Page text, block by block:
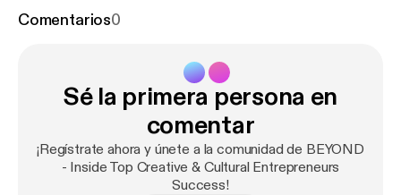
audience of 500,000, creative entrepreneur, and
how to stay positive and motivated in the world of
social media, and the current state of the creative
community here in NYC.
Comentarios0
Sé la primera persona en
comentar
¡Regístrate ahora y únete a la comunidad de BEYOND
- Inside Top Creative & Cultural Entrepreneurs
Success!